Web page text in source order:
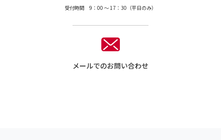
受付時間 9：00 〜 17：30（平日のみ）
メールでのお問い合わせ